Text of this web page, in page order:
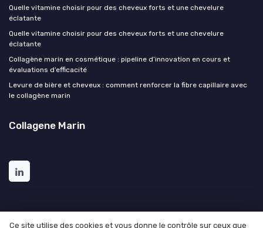
Quelle vitamine choisir pour des cheveux forts et une chevelure
éclatante
Quelle vitamine choisir pour des cheveux forts et une chevelure
éclatante
Collagène marin en cosmétique : pipeline d’innovation en cours et
évaluations d’efficacité
Levure de bière et cheveux : comment renforcer la fibre capillaire avec
le collagène marin
Collagene Marin
Ce site utilise des cookies et vous donne le contrôle sur ceux que